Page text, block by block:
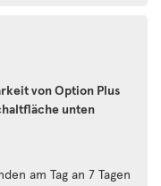
von Option Plus
unten
am Tag an 7 Tagen